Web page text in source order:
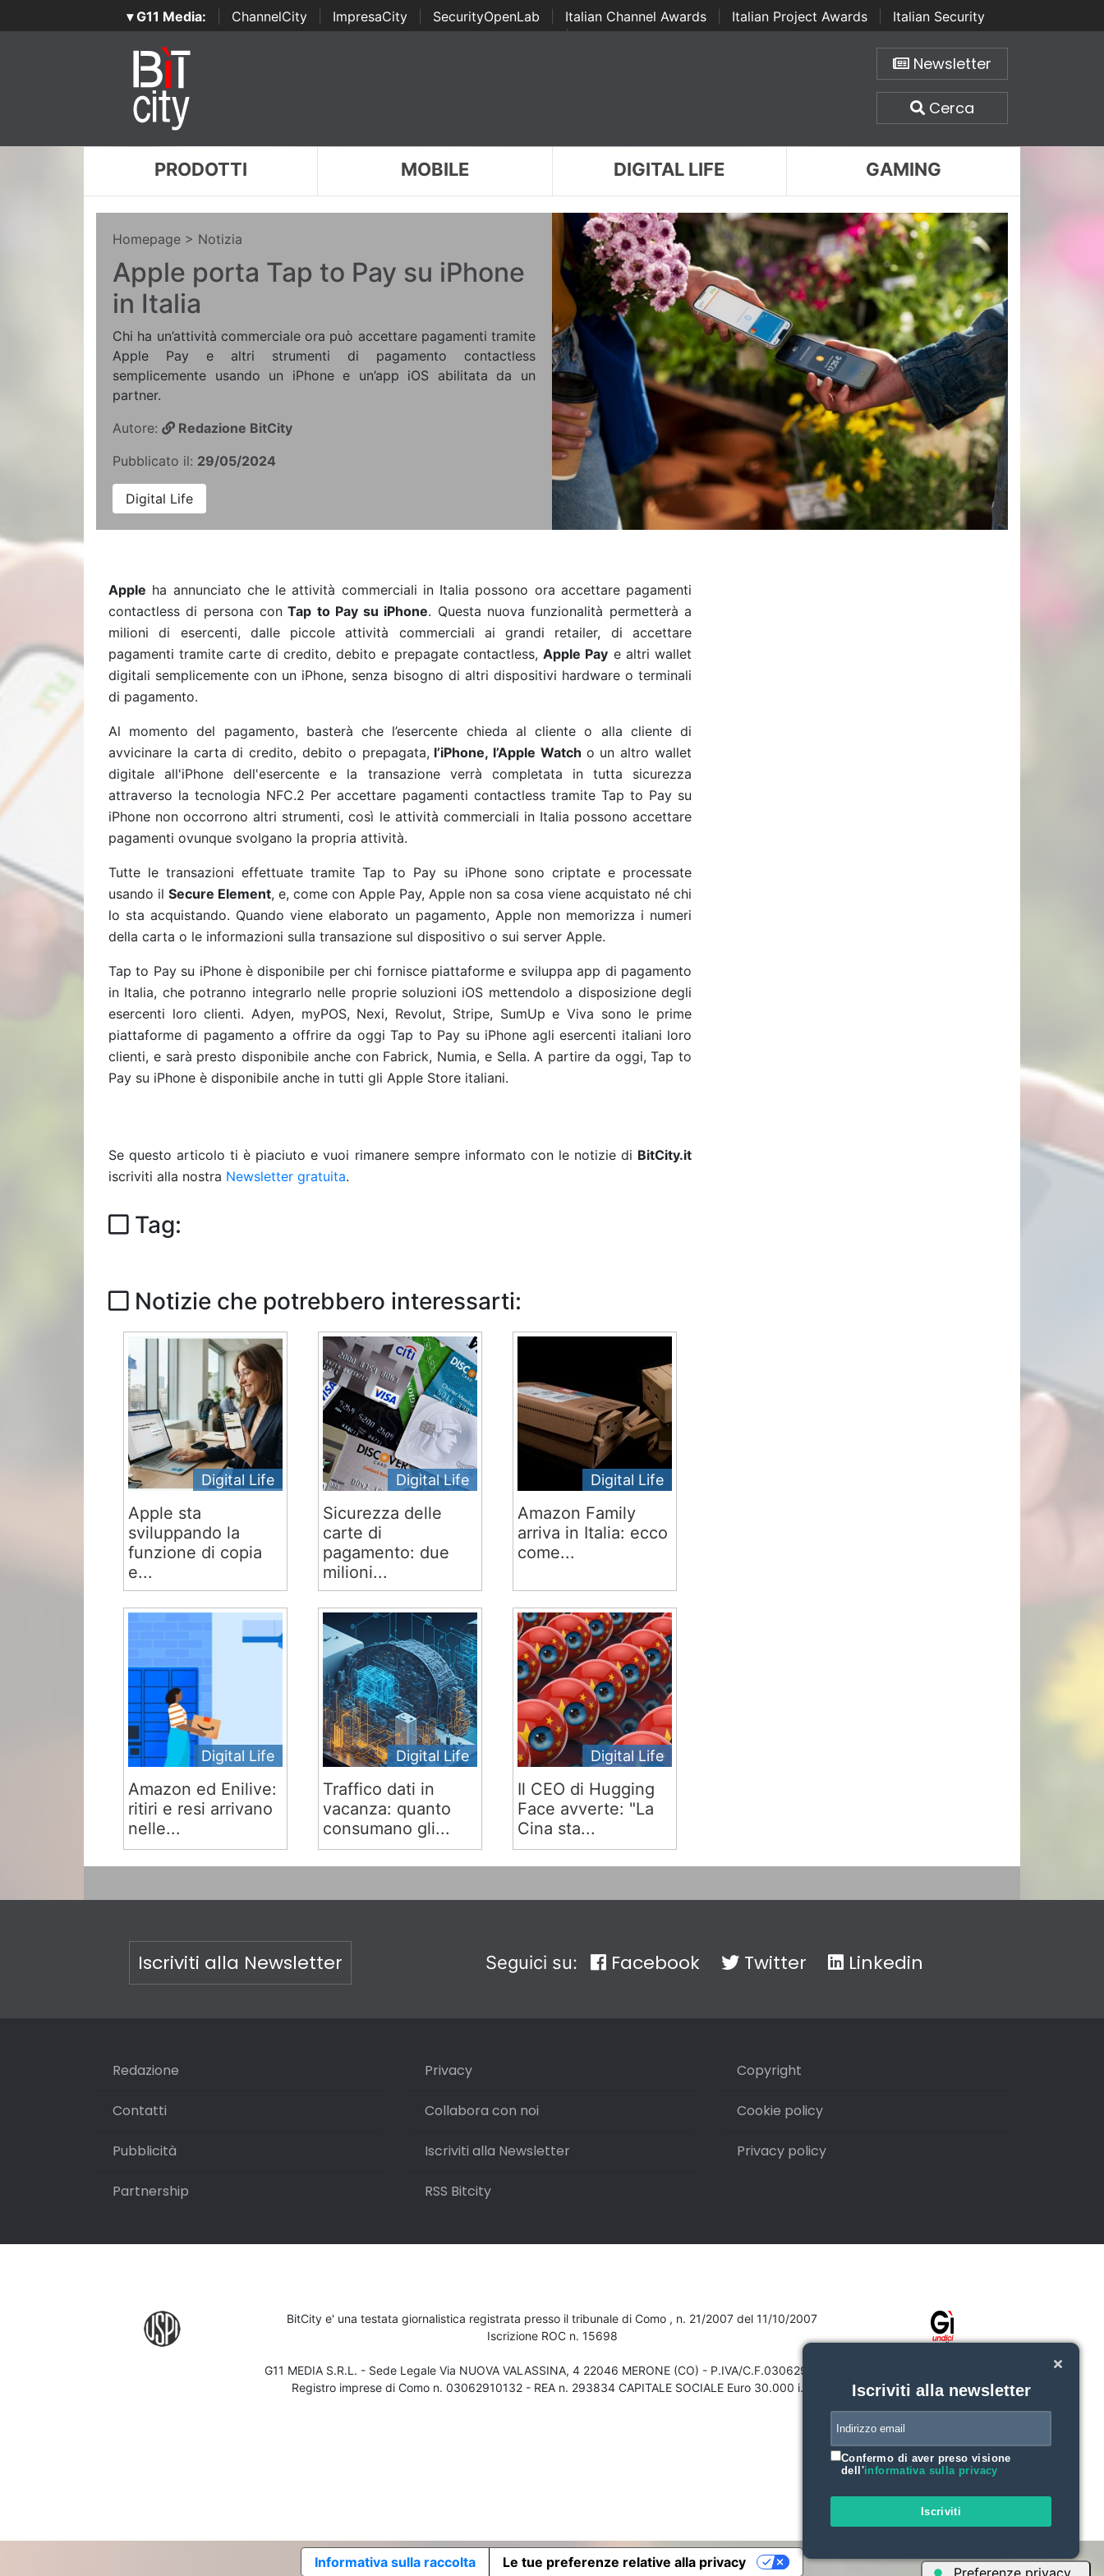
▾ G11 Media: ChannelCity ImpresaCity SecurityOpenLab Italian Channel Awards Italian Project Awards
Italian Security
Awards | ...
Newsletter
Cerca
PRODOTTI MOBILE DIGITAL LIFE GAMING
Homepage > Notizia
Apple porta Tap to Pay su iPhone
in Italia
Chi ha un’attività commerciale ora può accettare pagamenti tramite
Apple Pay e altri strumenti di pagamento contactless
semplicemente usando un iPhone e un’app iOS abilitata da un
partner.
Autore:
Redazione BitCity
Pubblicato il: 29/05/2024
Digital Life
Apple ha annunciato che le attività commerciali in Italia possono ora accettare pagamenti
contactless di persona conTap to Pay su iPhone. Questa nuova funzionalità permetterà a
milioni di esercenti, dalle piccole attività commerciali ai grandi retailer, di accettare
pagamenti tramite carte di credito, debito e prepagate contactless,Apple Pay e altri wallet
digitali semplicemente con un iPhone, senza bisogno di altri dispositivi hardware o terminali
di pagamento.
Al momento del pagamento, basterà che l’esercente chieda al cliente o alla cliente di
avvicinare la carta di credito, debito o prepagata, l’iPhone, l’Apple Watch o un altro wallet
digitale all'iPhone dell'esercente e la transazione verrà completata in tutta sicurezza
attraverso la tecnologia NFC.2 Per accettare pagamenti contactless tramite Tap to Pay su
iPhone non occorrono altri strumenti, così le attività commerciali in Italia possono accettare
pagamenti ovunque svolgano la propria attività.
Tutte le transazioni effettuate tramite Tap to Pay su iPhone sono criptate e processate
usando il Secure Element, e, come con Apple Pay, Apple non sa cosa viene acquistato né chi
lo sta acquistando. Quando viene elaborato un pagamento, Apple non memorizza i numeri
della carta o le informazioni sulla transazione sul dispositivo o sui server Apple.
Tap to Pay su iPhone è disponibile per chi fornisce piattaforme e sviluppa app di pagamento
in Italia, che potranno integrarlo nelle proprie soluzioni iOS mettendolo a disposizione degli
esercenti loro clienti. Adyen, myPOS, Nexi, Revolut, Stripe, SumUp e Viva sono le prime
piattaforme di pagamento a offrire da oggi Tap to Pay su iPhone agli esercenti italiani loro
clienti, e sarà presto disponibile anche con Fabrick, Numia, e Sella. A partire da oggi, Tap to
Pay su iPhone è disponibile anche in tutti gli Apple Store italiani.
Se questo articolo ti è piaciuto e vuoi rimanere sempre informato con le notizie di BitCity.it
iscriviti alla nostra Newsletter gratuita.
Tag:
Notizie che potrebbero interessarti:
Digital Life
Apple sta
sviluppando la
funzione di copia
e...
Digital Life
Sicurezza delle
carte di
pagamento: due
milioni...
Digital Life
Amazon Family
arriva in Italia: ecco
come...
Digital Life
Amazon ed Enilive:
ritiri e resi arrivano
nelle...
Digital Life
Traffico dati in
vacanza: quanto
consumano gli...
Digital Life
Il CEO di Hugging
Face avverte: "La
Cina sta...
Iscriviti alla Newsletter Seguici su: Facebook Twitter Linkedin
Redazione
Contatti
Pubblicità
Partnership
Privacy
Collabora con noi
Iscriviti alla Newsletter
RSS Bitcity
Copyright
Cookie policy
Privacy policy
BitCity e' una testata giornalistica registrata presso il tribunale di Como , n. 21/2007 del 11/10/2007
Iscrizione ROC n. 15698
G11 MEDIA S.R.L. - Sede Legale Via NUOVA VALASSINA, 4 22046 MERONE (CO) - P.IVA/C.F.03062910132
Registro imprese di Como n. 03062910132 - REA n. 293834 CAPITALE SOCIALE Euro 30.000 i.v.
Iscriviti alla newsletter
Confermo di aver preso visione
dell'informativa sulla privacy
Iscriviti
Informativa sulla raccolta Le tue preferenze relative alla privacy